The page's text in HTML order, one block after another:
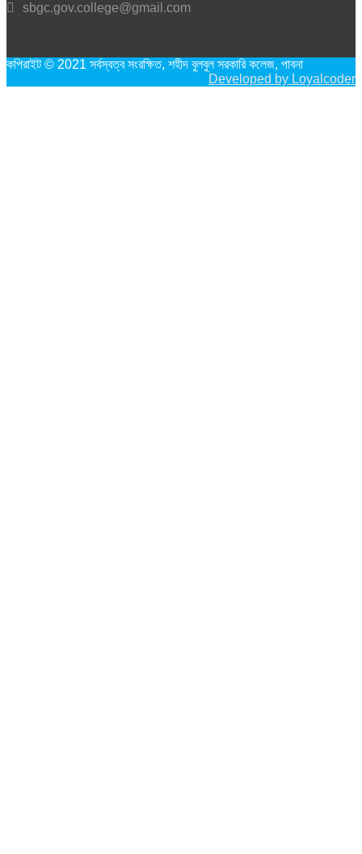
sbgc.gov.college@gmail.com
কপিরাইট © 2021 সর্বস্বত্ব সংরক্ষিত, শহীদ বুলবুল সরকারি কলেজ, পাবনা
Developed by Loyalcoder